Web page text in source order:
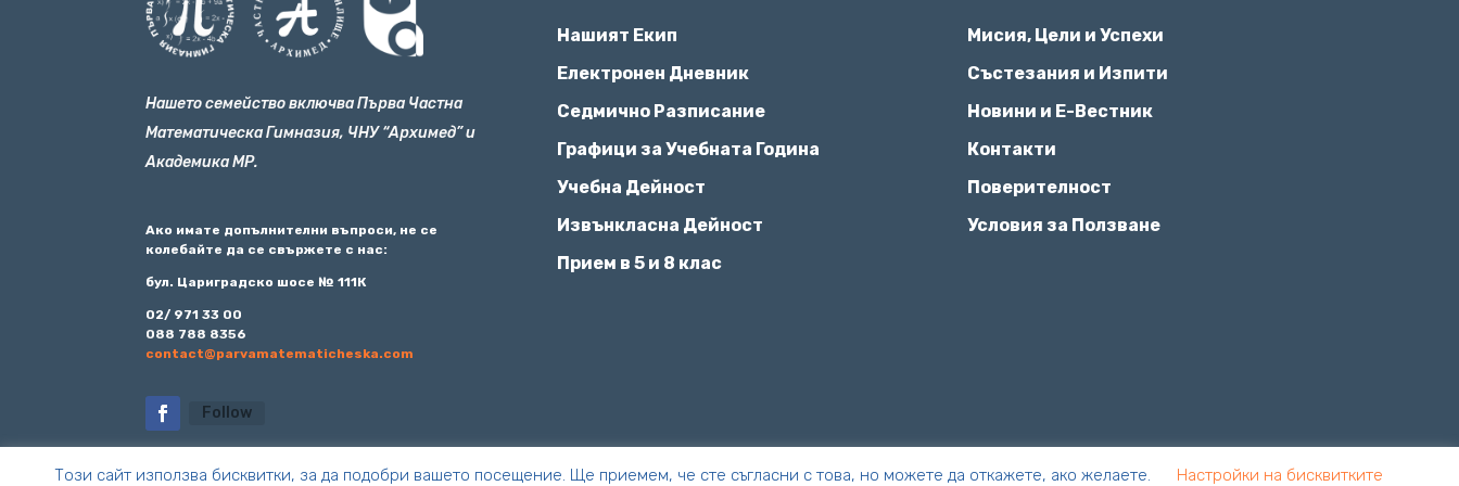
Нашето семейство включва Първа Частна
Математическа Гимназия, ЧНУ “Архимед” и
Академика МР.
Ако имате допълнителни въпроси, не се
колебайте да се свържете с нас:
бул. Цариградско шосе № 111К
02/ 971 33 00
088 788 8356
contact@parvamatematicheska.com
Follow
Нашият Екип
Електронен Дневник
Седмично Разписание
Графици за Учебната Година
Учебна Дейност
Извънкласна Дейност
Прием в 5 и 8 клас
Мисия, Цели и Успехи
Състезания и Изпити
Новини и Е-Вестник
Контакти
Поверителност
Условия за Ползване
Този сайт използва бисквитки, за да подобри вашето посещение. Ще приемем, че сте съгласни с това, но можете да откажете, ако желаете. Настройки на бисквитките